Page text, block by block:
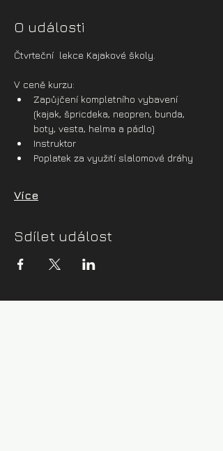
O události
Čtvrteční  lekce Kajakové školy.
V ceně kurzu:
Zapůjčení kompletního vybavení
(kajak, špricdeka, neopren, bunda,
boty, vesta, helma a pádlo)
Instruktor
Poplatek za využití slalomové dráhy
Více
Sdílet událost